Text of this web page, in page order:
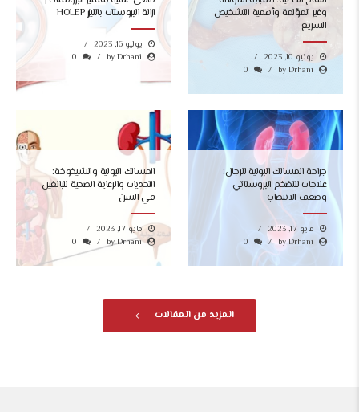
ازالة البروستات بالليزر HOLEP
يوليو 16, 2023
by Drhani
0
وغير المؤلمة وأهمية التشخيص
السريع
يونيو 10, 2023
by Drhani
0
المسالك البولية والشيخوخة:
التحديات والرعاية الصحية للبالغين
في السن
مايو 17, 2023
by Drhani
0
جراحة المسالك البولية للرجال:
علاجات للتضخم البروستاتي
وضعف الانتصاب
مايو 17, 2023
by Drhani
0
المزيد من المقالات